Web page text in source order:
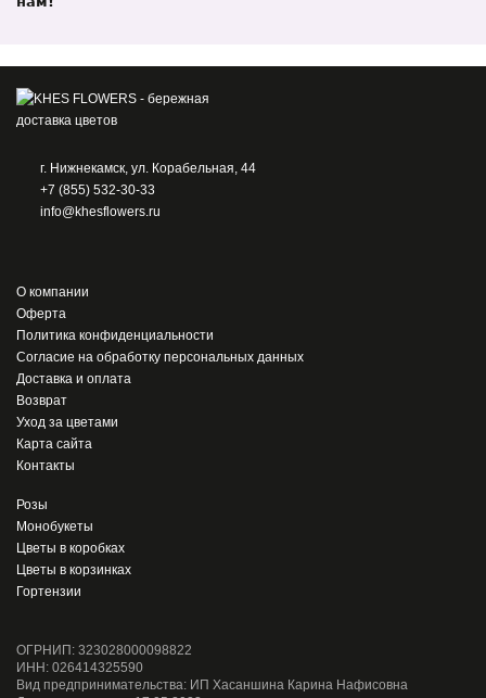
г. Нижнекамск, ул. Корабельная, 44
+7 (855) 532-30-33
info@khesflowers.ru
О компании
Оферта
Политика конфиденциальности
Согласие на обработку персональных данных
Доставка и оплата
Возврат
Уход за цветами
Карта сайта
Контакты
Розы
Монобукеты
Цветы в коробках
Цветы в корзинках
Гортензии
ОГРНИП: 323028000098822
ИНН: 026414325590
Вид предпринимательства: ИП Хасаншина Карина Нафисовна